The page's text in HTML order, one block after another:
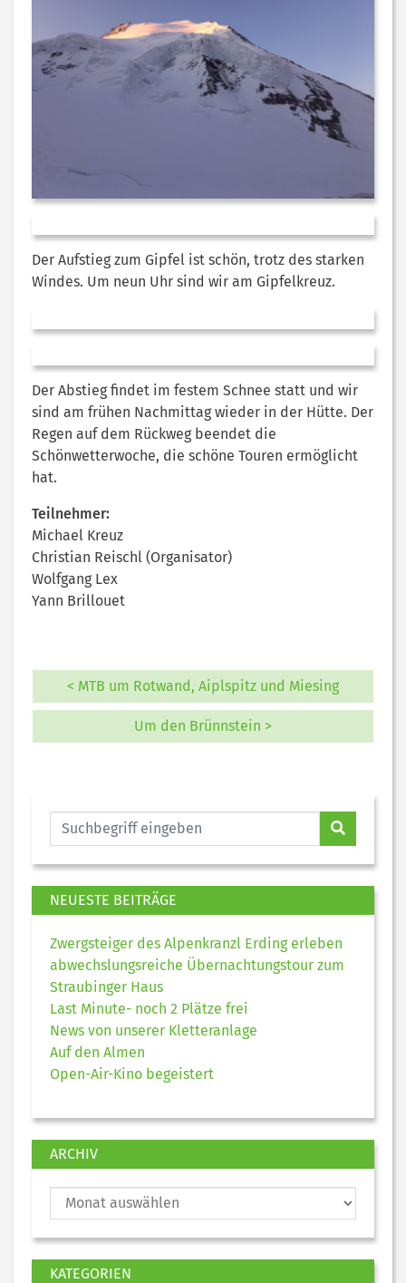
Der Aufstieg zum Gipfel ist schön, trotz des starken
Windes. Um neun Uhr sind wir am Gipfelkreuz.
Der Abstieg findet im festem Schnee statt und wir
sind am frühen Nachmittag wieder in der Hütte. Der
Regen auf dem Rückweg beendet die
Schönwetterwoche, die schöne Touren ermöglicht
hat.
Teilnehmer:
Michael Kreuz
Christian Reischl (Organisator)
Wolfgang Lex
Yann Brillouet
< MTB um Rotwand, Aiplspitz und Miesing
Um den Brünnstein >
NEUESTE BEITRÄGE
Zwergsteiger des Alpenkranzl Erding erleben
abwechslungsreiche Übernachtungstour zum
Straubinger Haus
Last Minute- noch 2 Plätze frei
News von unserer Kletteranlage
Auf den Almen
Open-Air-Kino begeistert
ARCHIV
KATEGORIEN